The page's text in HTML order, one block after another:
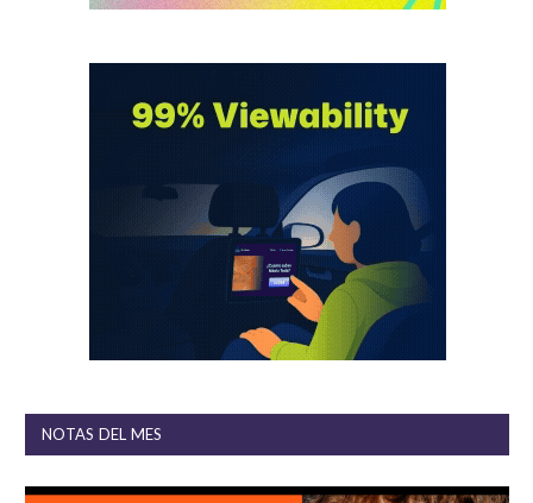
NOTAS DEL MES